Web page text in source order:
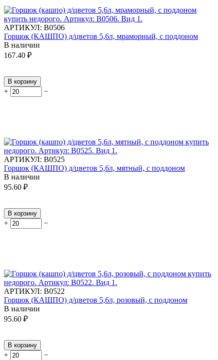
АРТИКУЛ: В0506
Горшок (КАШПО) д/цветов 5,6л, мраморный, с поддоном
В наличии
167.40 ₽
В корзину
+ −
АРТИКУЛ: В0525
Горшок (КАШПО) д/цветов 5,6л, мятный, с поддоном
В наличии
95.60 ₽
В корзину
+ −
АРТИКУЛ: В0522
Горшок (КАШПО) д/цветов 5,6л, розовый, с поддоном
В наличии
95.60 ₽
В корзину
+ −